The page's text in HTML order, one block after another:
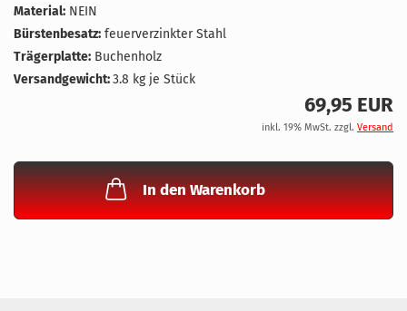
Material: NEIN
Bürstenbesatz: feuerverzinkter Stahl
Trägerplatte: Buchenholz
Versandgewicht:3.8 kg je Stück
69,95 EUR
inkl. 19% MwSt. zzgl. Versand
In den Warenkorb